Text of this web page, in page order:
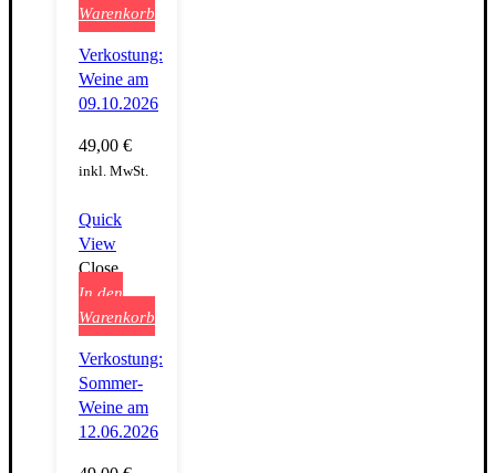
Warenkorb
Verkostung:
Weine am
09.10.2026
49,00 €
inkl. MwSt.
Quick
View
Close
In den
Warenkorb
Verkostung:
Sommer-
Weine am
12.06.2026